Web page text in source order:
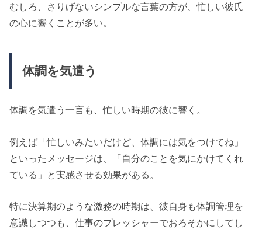
むしろ、さりげないシンプルな言葉の方が、忙しい彼氏
の心に響くことが多い。
体調を気遣う
体調を気遣う一言も、忙しい時期の彼に響く。
例えば「忙しいみたいだけど、体調には気をつけてね」
といったメッセージは、「自分のことを気にかけてくれ
ている」と実感させる効果がある。
特に決算期のような激務の時期は、彼自身も体調管理を
意識しつつも、仕事のプレッシャーでおろそかにしてし